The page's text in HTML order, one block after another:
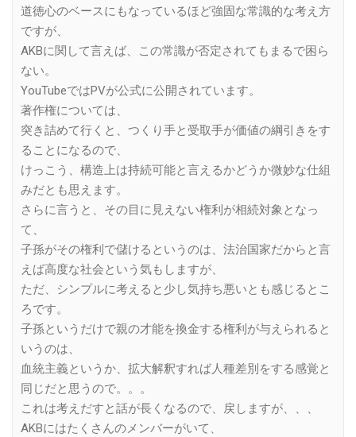
道徳心のベースにもなっているほど強固な常識的な考え方
ですが、
AKBに関して言えば、この常識が否定されてもまるで困ら
ない。
YouTubeではPVが公式に公開されています。
著作権については、
突き詰めて行くと、つくり手と受取手が価値の綱引きをす
ることになるので、
けっこう、構造上は持続可能と言えるかどうか微妙な仕組
みだとも思えます。
さらに言うと、その目に見えない権利が相続対象となっ
て、
子孫がその権利で儲けるというのは、法治国家だからと言
えば高度な社会という気もしますが、
ただ、シンプルに考えると少し気持ち悪いとも感じるとこ
ろです。
子孫というだけで親の才能を換金する権利が与えられると
いうのは、
血統主義というか、拡大解釈すれば人種差別をする感覚と
同じだと思うので。。。
これは考えだすと話が長くなるので、戻しますが、、、
AKBにはたくさんのメンバーがいて、